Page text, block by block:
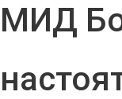
МИД